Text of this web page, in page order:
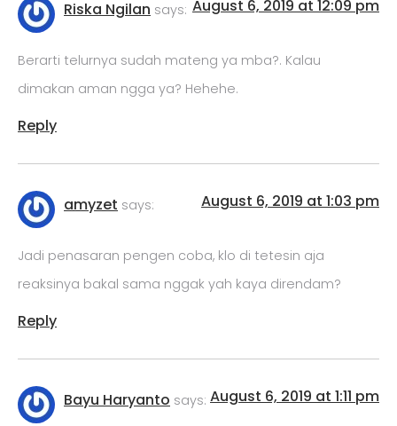
Riska Ngilan says: August 6, 2019 at 12:09 pm
Berarti telurnya sudah mateng ya mba?. Kalau
dimakan aman ngga ya? Hehehe.
Reply
amyzet says: August 6, 2019 at 1:03 pm
Jadi penasaran pengen coba, klo di tetesin aja
reaksinya bakal sama nggak yah kaya direndam?
Reply
Bayu Haryanto says: August 6, 2019 at 1:11 pm